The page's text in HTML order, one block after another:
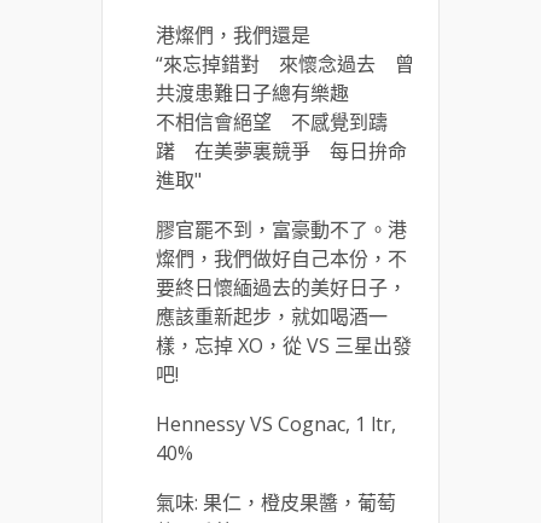
港燦們，我們還是
“來忘掉錯對 來懷念過去 曾
共渡患難日子總有樂趣
不相信會絕望 不感覺到躊
躇 在美夢裏競爭 每日拚命
進取"
膠官罷不到，富豪動不了。港
燦們，我們做好自己本份，不
要終日懷緬過去的美好日子，
應該重新起步，就如喝酒一
樣，忘掉 XO，從 VS 三星出發
吧!
Hennessy VS Cognac, 1 ltr,
40%
氣味: 果仁，橙皮果醬，葡萄